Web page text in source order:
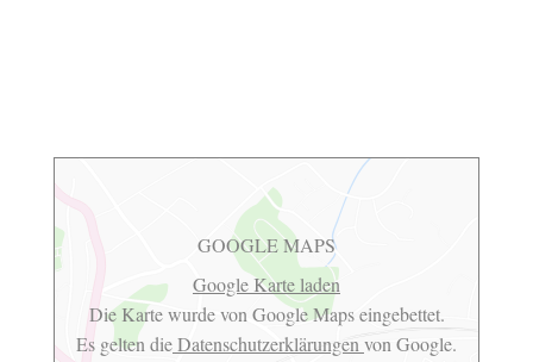
GOOGLE MAPS
Google Karte laden
Die Karte wurde von Google Maps eingebettet.
Es gelten dieDatenschutzerklärungen von Google.